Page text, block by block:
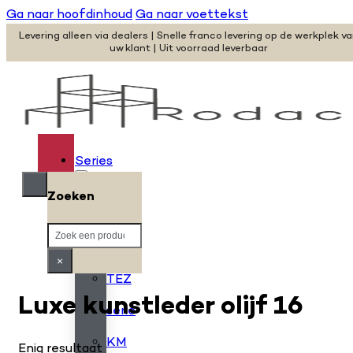
Ga naar hoofdinhoudGa naar voettekst
Levering alleen via dealers | Snelle franco levering op de werkplek
uw klant | Uit voorraad leverbaar
Series
serie
TEZ
serie
KM
Zoeken
Zoeken
×
Luxe kunstleder olijf 16
Enig resultaat